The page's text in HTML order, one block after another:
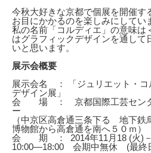
今秋大好きな京都で個展を開催す
お目にかかるのを楽しみにしてい
私の名前「コルディエ」の意味は
はグラフィックデザインを通して
いと思います。
展示会概要
展示会名 ： 「ジュリエット・
デザイン展」
会 場 ： 京都国際工芸センタ
ー
（中京区高倉通三条下る 地下
博物館から高倉通を南へ５０ｍ）
会 期 ： 2014年11月18 (火)－
10:00―18:00 会期中無休 (最終